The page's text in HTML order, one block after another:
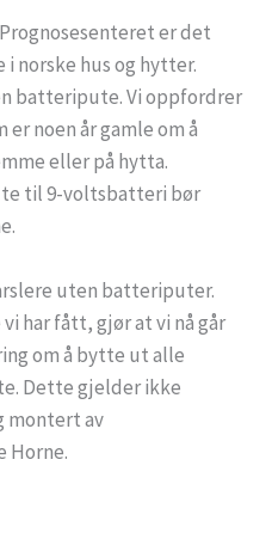
er det
norske hus og hytter.
batteripute. Vi oppfordrer
er noen år gamle om å
eller på hytta.
til 9-voltsbatteri bør
uten batteriputer.
har fått, gjør at vi nå går
om å bytte ut alle
Dette gjelder ikke
montert av
Horne.